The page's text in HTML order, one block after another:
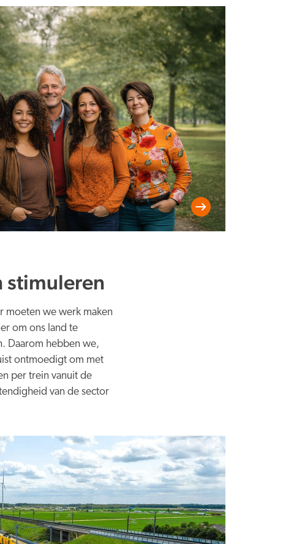
stimuleren
moeten we werk maken
om ons land te
Daarom hebben we,
ontmoedigt om met
per trein vanuit de
van de sector